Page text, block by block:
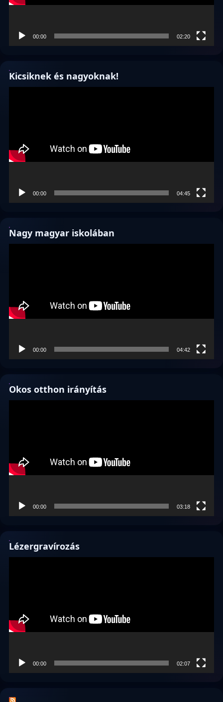
00:00 02:20
Kicsiknek és nagyoknak!
00:00 04:45
Nagy magyar iskolában
00:00 04:42
Okos otthon irányítás
00:00 03:18
Lézergravírozás
00:00 02:07